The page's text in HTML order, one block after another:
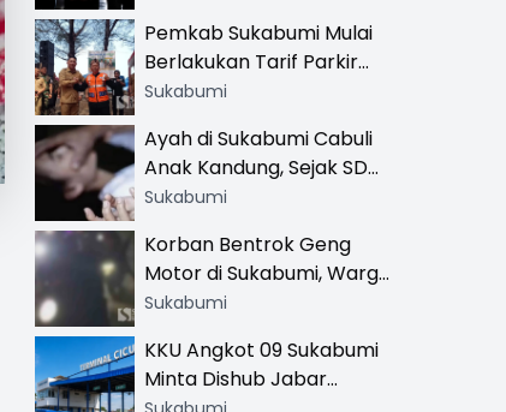
Pemkab Sukabumi Mulai
Berlakukan Tarif Parkir
Resmi di 13 Lokasi Wisata,
Khusus
Sukabumi
Ayah di Sukabumi Cabuli
Anak Kandung, Sejak SD
Hingga SMA
Sukabumi
Korban Bentrok Geng
Motor di Sukabumi, Warga
dan Sopir Tangki
Sukabumi
KKU Angkot 09 Sukabumi
Minta Dishub Jabar